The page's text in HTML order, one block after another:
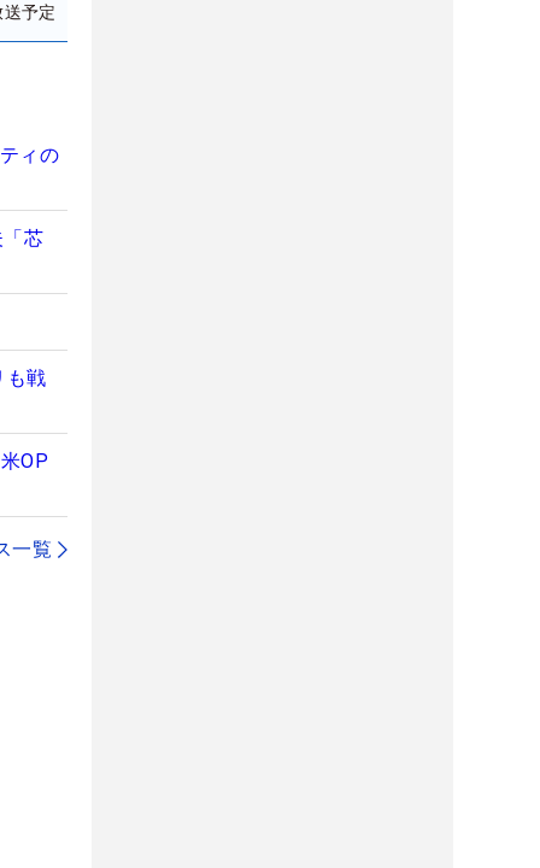
予定
ィの
芯
も戦
OP
一覧